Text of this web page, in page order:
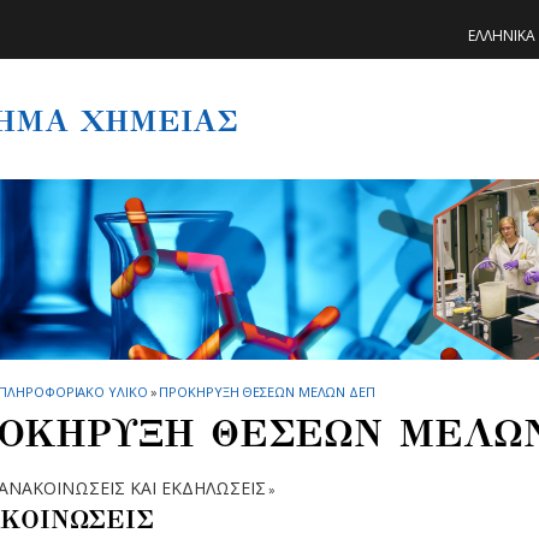
ΕΛΛΗΝΙΚΑ
ΧΗΜΕΙΑΣ
ΥΛΙΚΟ » ΠΡΟΚΗΡΥΞΗ ΘΕΣΕΩΝ ΜΕΛΩΝ ΔΕΠ
ΘΕΣΕΩΝ
ΚΑΙ ΕΚΔΗΛΩΣΕΙΣ »